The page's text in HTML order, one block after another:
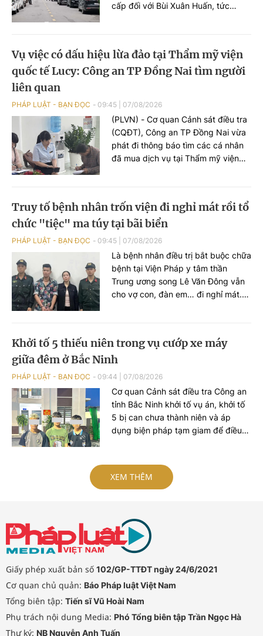
cấp đối với Bùi Xuân Huấn, tức
Vụ việc có dấu hiệu lừa đảo tại Thẩm mỹ viện
quốc tế Lucy: Công an TP Đồng Nai tìm người
liên quan
PHÁP LUẬT - BẠN ĐỌC 09:45 07/08/2026
(PLVN) - Cơ quan Cảnh sát điều tra
(CQĐT), Công an TP Đồng Nai vừa
phát đi thông báo tìm các cá nhân
đã mua dịch vụ tại Thẩm mỹ viện
Truy tố bệnh nhân trốn viện đi nghỉ mát rồi tổ
chức "tiệc" ma túy tại bãi biển
PHÁP LUẬT - BẠN ĐỌC 09:45 07/08/2026
Là bệnh nhân điều trị bắt buộc chữa
bệnh tại Viện Pháp y tâm thần
Trung ương song Lê Văn Đông vẫn
cho vợ con, đàn em… đi nghỉ mát.
đã ban hành cáo trạng truy tố Lê
Văn Đông cùng loạt đối tượng...
Khởi tố 5 thiếu niên trong vụ cướp xe máy
giữa đêm ở Bắc Ninh
PHÁP LUẬT - BẠN ĐỌC 09:44 07/08/2026
Cơ quan Cảnh sát điều tra Công an
tỉnh Bắc Ninh khởi tố vụ án, khởi tố
5 bị can chưa thành niên và áp
dụng biện pháp tạm giam để điều
XEM THÊM
Giấy phép xuất bản số 102/GP-TTĐT ngày 24/6/2021
Cơ quan chủ quản: Báo Pháp luật Việt Nam
Tổng biên tập: Tiến sĩ Vũ Hoài Nam
Phụ trách nội dung Media: Phó Tổng biên tập Trần Ngọc Hà
Thư ký: NB Nguyễn Anh Tuấn